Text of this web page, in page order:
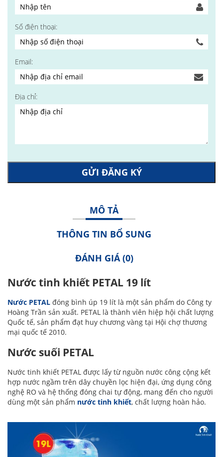
Số điện thoại:
Email:
Địa chỉ:
GỬI ĐĂNG KÝ
MÔ TẢ
THÔNG TIN BỔ SUNG
ĐÁNH GIÁ (0)
Nước tinh khiết PETAL 19 lít
Nước PETAL đóng bình úp 19 lít là một sản phẩm do Công ty
Hoàng Trần sản xuất. PETAL là thành viên hiệp hội chất lượng
Quốc tế, sản phẩm đạt huy chương vàng tại Hội chợ thương
mại quốc tế 2010.
Nước suối PETAL
Nước tinh khiết PETAL được lấy từ nguồn nước công cộng kết
hợp nước ngầm trên dây chuyền lọc hiện đại, ứng dụng công
nghệ RO và hệ thống đóng chai tự động, mang đến cho người
dùng một sản phẩm nước tinh khiết, chất lượng hoàn hảo.